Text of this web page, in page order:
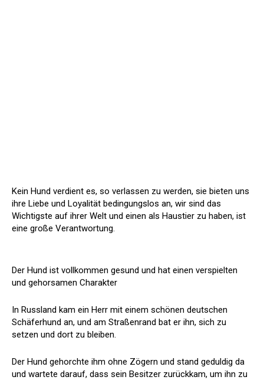
Kein Hund verdient es, so verlassen zu werden, sie bieten uns
ihre Liebe und Loyalität bedingungslos an, wir sind das
Wichtigste auf ihrer Welt und einen als Haustier zu haben, ist
eine große Verantwortung.
Der Hund ist vollkommen gesund und hat einen verspielten
und gehorsamen Charakter
In Russland kam ein Herr mit einem schönen deutschen
Schäferhund an, und am Straßenrand bat er ihn, sich zu
setzen und dort zu bleiben.
Der Hund gehorchte ihm ohne Zögern und stand geduldig da
und wartete darauf, dass sein Besitzer zurückkam, um ihn zu